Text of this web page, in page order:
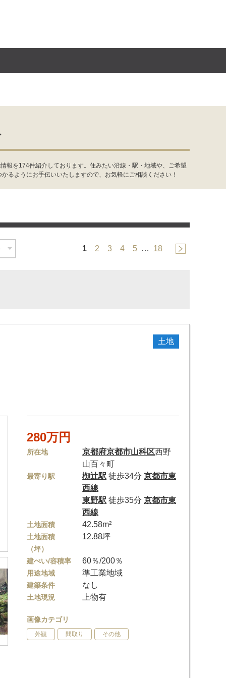
報を174件紹介しております。住みたい沿線・駅・地域や、ご希望
るようにお手伝いいたしますので、お気軽にご相談ください！
1 2 3 4 5 … 18
土地
280万円
所在地 京都府京都市山科区西野
山百々町
最寄り駅 椥辻駅 徒歩34分京都市東
西線
東野駅 徒歩35分京都市東
西線
土地面積 42.58m²
土地面積
（坪）
12.88坪
建ぺい/容積率 60％/200％
用途地域 準工業地域
建築条件 なし
土地現況 上物有
画像カテゴリ
外観 間取り その他